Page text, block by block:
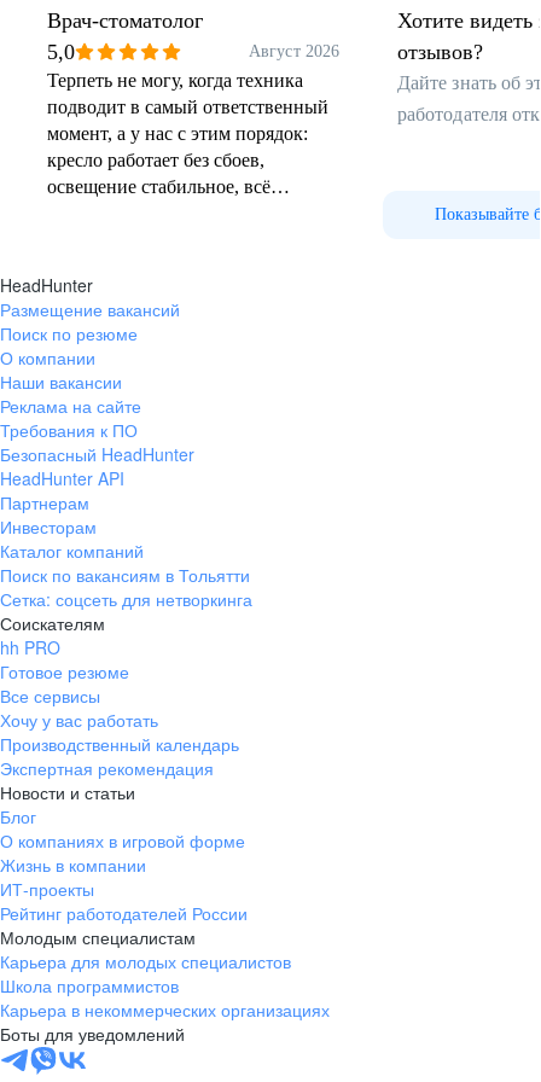
ВАКАНСИИ
ВАКАНСИИ
ВАКАНСИИ
Врач-стоматолог
5,0
Август 2026
Терпеть не могу, когда техника
подводит в самый ответственный
момент, а у нас с этим порядок:
кресло работает без сбоев,
освещение стабильное, всё
движется быстрее, и результат
выходит качественнее. Это потому,
что в клинике не ставят во главу
прием основательно, чем гнаться
за количеством. Да и коллеги
отзывчивые: если нужен совет,
всегда подскажут без лишних
упреков.
Хотите видеть
отзывов?
Дайте знать об
работодателя
Показывайте
HeadHunter
Размещение вакансий
Поиск по резюме
О компании
Наши вакансии
Реклама на сайте
Требования к ПО
Безопасный HeadHunter
HeadHunter API
Партнерам
Инвесторам
Каталог компаний
Поиск по вакансиям в Тольятти
Сетка: соцсеть для нетворкинга
Соискателям
hh PRO
Готовое резюме
Все сервисы
Хочу у вас работать
Производственный календарь
Экспертная рекомендация
Новости и статьи
Блог
О компаниях в игровой форме
Жизнь в компании
ИТ-проекты
Рейтинг работодателей России
Молодым специалистам
Карьера для молодых специалистов
Школа программистов
Карьера в некоммерческих организациях
Боты для уведомлений